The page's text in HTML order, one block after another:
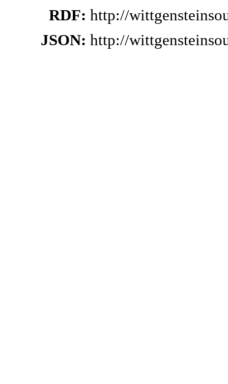
RDF: http://
JSON: http://